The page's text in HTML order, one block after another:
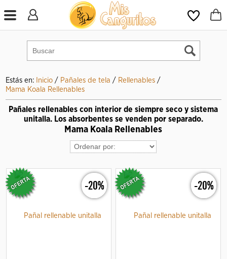
Estás en: Inicio / Pañales de tela / Rellenables /
Mama Koala Rellenables
Pañales rellenables con interior de siempre seco y sistema
unitalla. Los absorbentes se venden por separado.
Mama Koala Rellenables
-20% -20%